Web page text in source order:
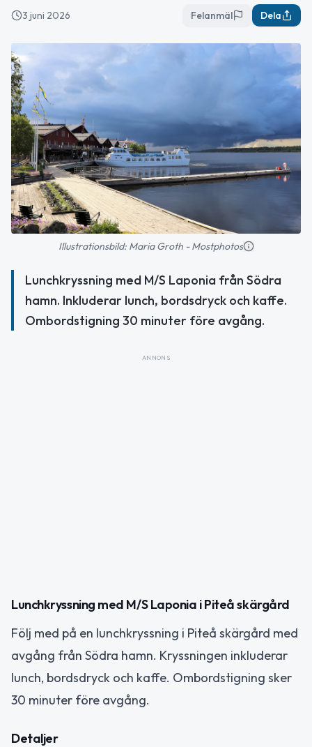
3 juni 2026 Felanmäl Dela
Illustrationsbild: Maria Groth - Mostphotos
Lunchkryssning med M/S Laponia från Södra
hamn. Inkluderar lunch, bordsdryck och kaffe.
Ombordstigning 30 minuter före avgång.
ANNONS
Lunchkryssning med M/S Laponia i Piteå skärgård
Följ med på en lunchkryssning i Piteå skärgård med
avgång från Södra hamn. Kryssningen inkluderar
lunch, bordsdryck och kaffe. Ombordstigning sker
30 minuter före avgång.
Detaljer